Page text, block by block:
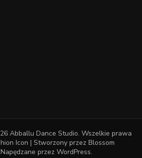
Abballu Dance Studio. Wszelkie prawa
Icon | Stworzony przez Blossom
przez WordPress.